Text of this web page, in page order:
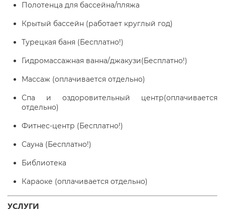
Полотенца для бассейна/пляжа
Крытый бассейн (работает круглый год)
Турецкая баня (Бесплатно!)
Гидромассажная ванна/джакузи(Бесплатно!)
Массаж (оплачивается отдельно)
Спа и оздоровительный центр(оплачивается
отдельно)
Фитнес-центр (Бесплатно!)
Сауна (Бесплатно!)
Библиотека
Караоке (оплачивается отдельно)
УСЛУГИ